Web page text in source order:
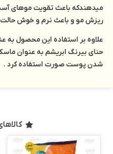
میدهندکه باعث تقویت موهای
ریزش مو و باعث نرم و خوش
علاوه بر استفاده این محصول به
حنای بیرنگ ابریشم به عنوان
شدن پوست صورت استفاده کرد .